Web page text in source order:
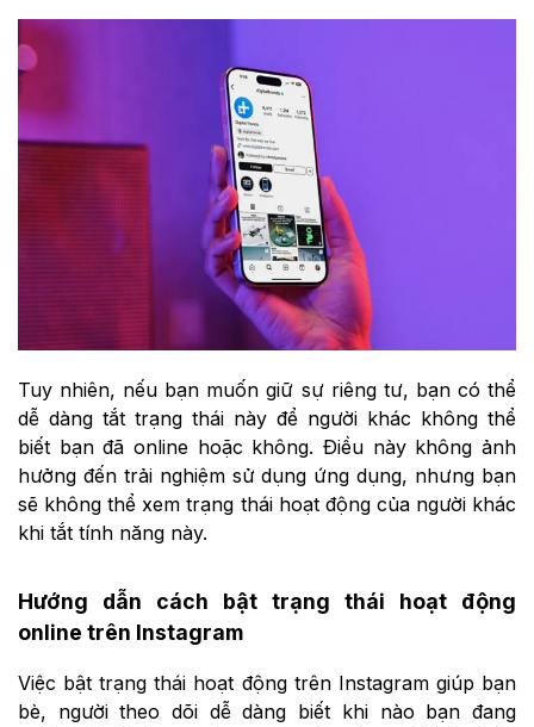
Tuy nhiên, nếu bạn muốn giữ sự riêng tư, bạn có thể
dễ dàng tắt trạng thái này để người khác không thể
biết bạn đã online hoặc không. Điều này không ảnh
hưởng đến trải nghiệm sử dụng ứng dụng, nhưng bạn
sẽ không thể xem trạng thái hoạt động của người khác
khi tắt tính năng này.
Hướng dẫn cách bật trạng thái hoạt động
online trên Instagram
Việc bật trạng thái hoạt động trên Instagram giúp bạn
bè, người theo dõi dễ dàng biết khi nào bạn đang